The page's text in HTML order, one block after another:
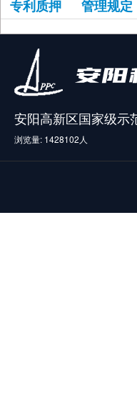
专利质押 管理规定
安阳高新区国家级示
浏览量: 1428102人